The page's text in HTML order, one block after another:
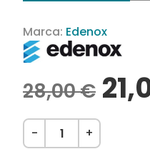
Marca: Edenox
28,00€
- +